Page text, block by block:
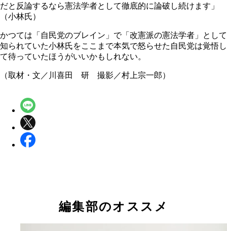
だと反論するなら憲法学者として徹底的に論破し続けます」
（小林氏）
かつては「自民党のブレイン」で「改憲派の憲法学者」として
知られていた小林氏をここまで本気で怒らせた自民党は覚悟し
て待っていたほうがいいかもしれない。
（取材・文／川喜田 研 撮影／村上宗一郎）
編集部のオススメ